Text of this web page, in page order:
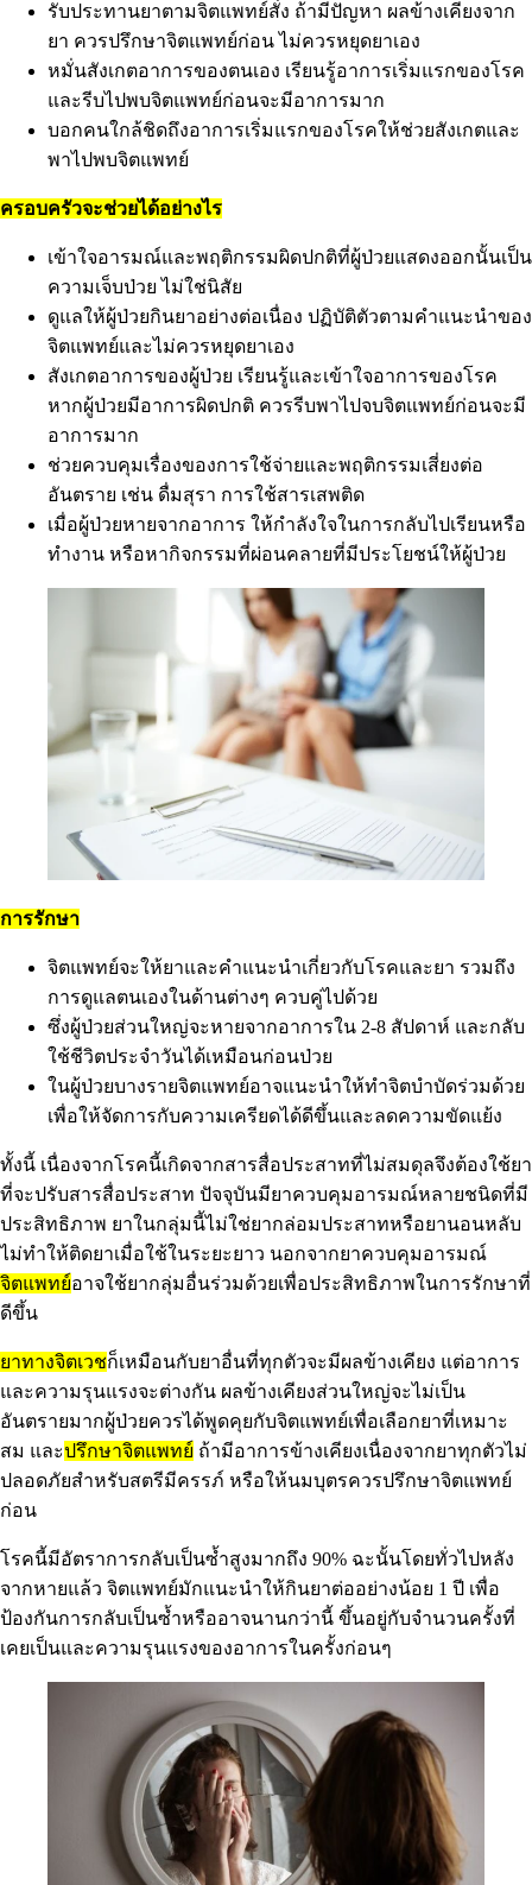
รับประทานยาตามจิตแพทย์สั่ง ถ้ามีปัญหา ผลข้างเคียงจาก
ยา ควรปรึกษาจิตแพทย์ก่อน ไม่ควรหยุดยาเอง
หมั่นสังเกตอาการของตนเอง เรียนรู้อาการเริ่มแรกของโรค
และรีบไปพบจิตแพทย์ก่อนจะมีอาการมาก
บอกคนใกล้ชิดถึงอาการเริ่มแรกของโรคให้ช่วยสังเกตและ
พาไปพบจิตแพทย์
ครอบครัวจะช่วยได้อย่างไร
เข้าใจอารมณ์และพฤติกรรมผิดปกติที่ผู้ป่วยแสดงออกนั้นเป็น
ความเจ็บป่วย ไม่ใช่นิสัย
ดูแลให้ผู้ป่วยกินยาอย่างต่อเนื่อง ปฏิบัติตัวตามคำแนะนำของ
จิตแพทย์และไม่ควรหยุดยาเอง
สังเกตอาการของผู้ป่วย เรียนรู้และเข้าใจอาการของโรค
หากผู้ป่วยมีอาการผิดปกติ ควรรีบพาไปจบจิตแพทย์ก่อนจะมี
อาการมาก
ช่วยควบคุมเรื่องของการใช้จ่ายและพฤติกรรมเสี่ยงต่อ
อันตราย เช่น ดื่มสุรา การใช้สารเสพติด
เมื่อผู้ป่วยหายจากอาการ ให้กำลังใจในการกลับไปเรียนหรือ
ทำงาน หรือหากิจกรรมที่ผ่อนคลายที่มีประโยชน์ให้ผู้ป่วย
การรักษา
จิตแพทย์จะให้ยาและคำแนะนำเกี่ยวกับโรคและยา รวมถึง
การดูแลตนเองในด้านต่างๆ ควบคู่ไปด้วย
ซึ่งผู้ป่วยส่วนใหญ่จะหายจากอาการใน 2-8 สัปดาห์ และกลับ
ใช้ชีวิตประจำวันได้เหมือนก่อนป่วย
ในผู้ป่วยบางรายจิตแพทย์อาจแนะนำให้ทำจิตบำบัดร่วมด้วย
เพื่อให้จัดการกับความเครียดได้ดีขึ้นและลดความขัดแย้ง
ทั้งนี้ เนื่องจากโรคนี้เกิดจากสารสื่อประสาทที่ไม่สมดุลจึงต้องใช้ยา
ที่จะปรับสารสื่อประสาท ปัจจุบันมียาควบคุมอารมณ์หลายชนิดที่มี
ประสิทธิภาพ ยาในกลุ่มนี้ไม่ใช่ยากล่อมประสาทหรือยานอนหลับ
ไม่ทำให้ติดยาเมื่อใช้ในระยะยาว นอกจากยาควบคุมอารมณ์
จิตแพทย์อาจใช้ยากลุ่มอื่นร่วมด้วยเพื่อประสิทธิภาพในการรักษาที่
ดีขึ้น
ยาทางจิตเวชก็เหมือนกับยาอื่นที่ทุกตัวจะมีผลข้างเคียง แต่อาการ
และความรุนแรงจะต่างกัน ผลข้างเคียงส่วนใหญ่จะไม่เป็น
อันตรายมากผู้ป่วยควรได้พูดคุยกับจิตแพทย์เพื่อเลือกยาที่เหมาะ
สม และปรึกษาจิตแพทย์ ถ้ามีอาการข้างเคียงเนื่องจากยาทุกตัวไม่
ปลอดภัยสำหรับสตรีมีครรภ์ หรือให้นมบุตรควรปรึกษาจิตแพทย์
ก่อน
โรคนี้มีอัตราการกลับเป็นซ้ำสูงมากถึง 90% ฉะนั้นโดยทั่วไปหลัง
จากหายแล้ว จิตแพทย์มักแนะนำให้กินยาต่ออย่างน้อย 1 ปี เพื่อ
ป้องกันการกลับเป็นซ้ำหรืออาจนานกว่านี้ ขึ้นอยู่กับจำนวนครั้งที่
เคยเป็นและความรุนแรงของอาการในครั้งก่อนๆ